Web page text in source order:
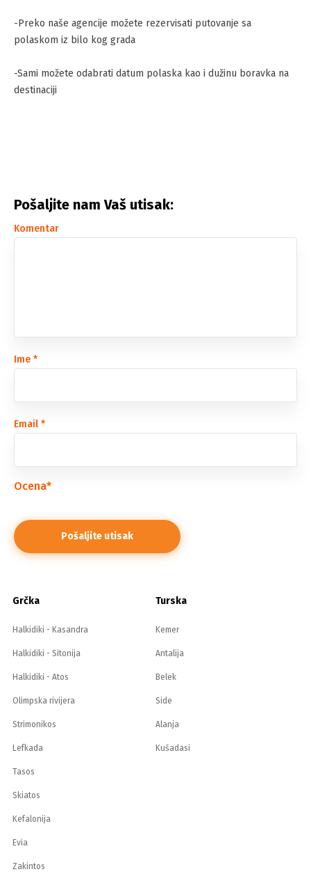
-Preko naše agencije možete rezervisati putovanje sa
polaskom iz bilo kog grada
-Sami možete odabrati datum polaska kao i dužinu boravka na
destinaciji
Pošaljite nam Vaš utisak:
Komentar
Ime *
Email *
Ocena*
Grčka
Halkidiki - Kasandra
Halkidiki - Sitonija
Halkidiki - Atos
Olimpska rivijera
Strimonikos
Lefkada
Tasos
Skiatos
Kefalonija
Evia
Zakintos
Turska
Kemer
Antalija
Belek
Side
Alanja
Kušadasi